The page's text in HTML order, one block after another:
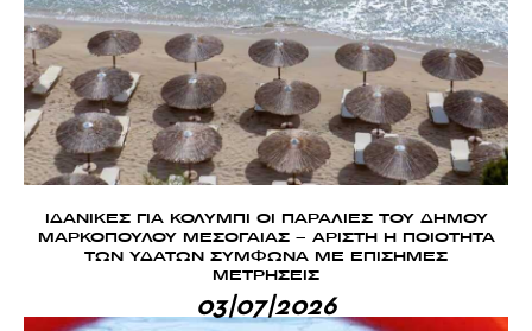
ΙΔΑΝΙΚΕΣ ΓΙΑ ΚΟΛΥΜΠΙ ΟΙ ΠΑΡΑΛΙΕΣ ΤΟΥ ΔΗΜΟΥ
ΜΑΡΚΟΠΟΥΛΟΥ ΜΕΣΟΓΑΙΑΣ – ΑΡΙΣΤΗ Η ΠΟΙΟΤΗΤΑ
ΤΩΝ ΥΔΑΤΩΝ ΣΥΜΦΩΝΑ ΜΕ ΕΠΙΣΗΜΕΣ
ΜΕΤΡΗΣΕΙΣ
03|07|2026